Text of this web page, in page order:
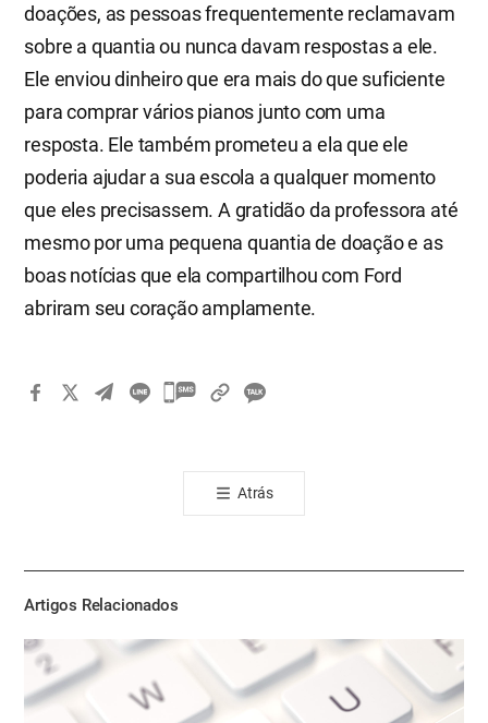
doações, as pessoas frequentemente reclamavam
sobre a quantia ou nunca davam respostas a ele.
Ele enviou dinheiro que era mais do que suficiente
para comprar vários pianos junto com uma
resposta. Ele também prometeu a ela que ele
poderia ajudar a sua escola a qualquer momento
que eles precisassem. A gratidão da professora até
mesmo por uma pequena quantia de doação e as
boas notícias que ela compartilhou com Ford
abriram seu coração amplamente.
카
톡
공
기
Atrás
Artigos Relacionados